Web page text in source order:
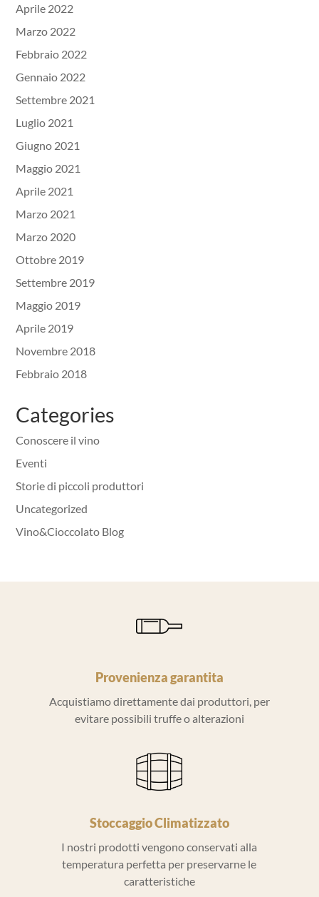
Aprile 2022
Marzo 2022
Febbraio 2022
Gennaio 2022
Settembre 2021
Luglio 2021
Giugno 2021
Maggio 2021
Aprile 2021
Marzo 2021
Marzo 2020
Ottobre 2019
Settembre 2019
Maggio 2019
Aprile 2019
Novembre 2018
Febbraio 2018
Categories
Conoscere il vino
Eventi
Storie di piccoli produttori
Uncategorized
Vino&Cioccolato Blog
Provenienza garantita
Acquistiamo direttamente dai produttori, per
evitare possibili truffe o alterazioni
Stoccaggio Climatizzato
I nostri prodotti vengono conservati alla
temperatura perfetta per preservarne le
caratteristiche